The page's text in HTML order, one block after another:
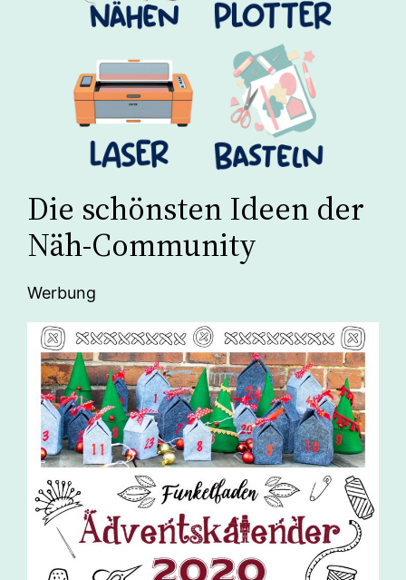
Die schönsten Ideen der
Näh-Community
Werbung